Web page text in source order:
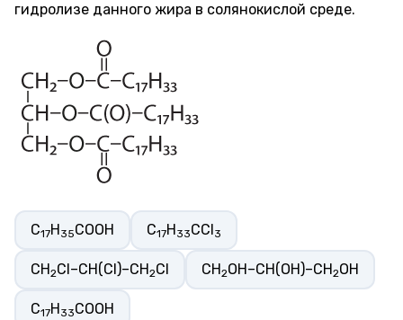
гидролизе данного жира в солянокислой среде.
C17H35COOH C17H33CCl3
CH2Cl–CH(Cl)–CH2Cl CH2OH–CH(OH)–CH2OH
C17H33COOH